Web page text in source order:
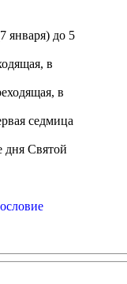
января) до 5
в
в
седмица
дня Святой